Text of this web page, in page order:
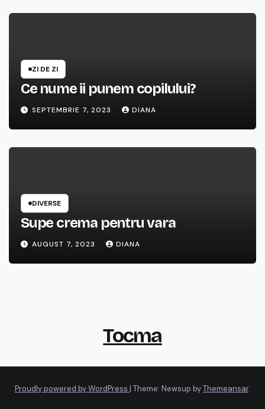
ZI DE ZI
Ce nume ii punem copilului?
SEPTEMBRIE 7, 2023 DIANA
DIVERSE
Supe crema pentru vara
AUGUST 7, 2023 DIANA
Tocma
Proudly powered by WordPress | Theme: Newsup byThemeansar.